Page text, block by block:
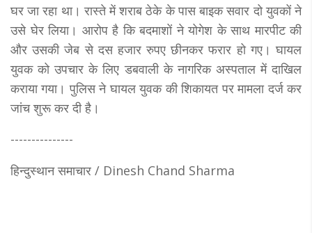
घर जा रहा था। रास्ते में शराब ठेके के पास बाइक सवार दो युवकों ने
उसे घेर लिया। आरोप है कि बदमाशों ने योगेश के साथ मारपीट की
और उसकी जेब से दस हजार रुपए छीनकर फरार हो गए। घायल
युवक को उपचार के लिए डबवाली के नागरिक अस्पताल में दाखिल
कराया गया। पुलिस ने घायल युवक की शिकायत पर मामला दर्ज कर
जांच शुरू कर दी है।
---------------
हिन्दुस्थान समाचार / Dinesh Chand Sharma